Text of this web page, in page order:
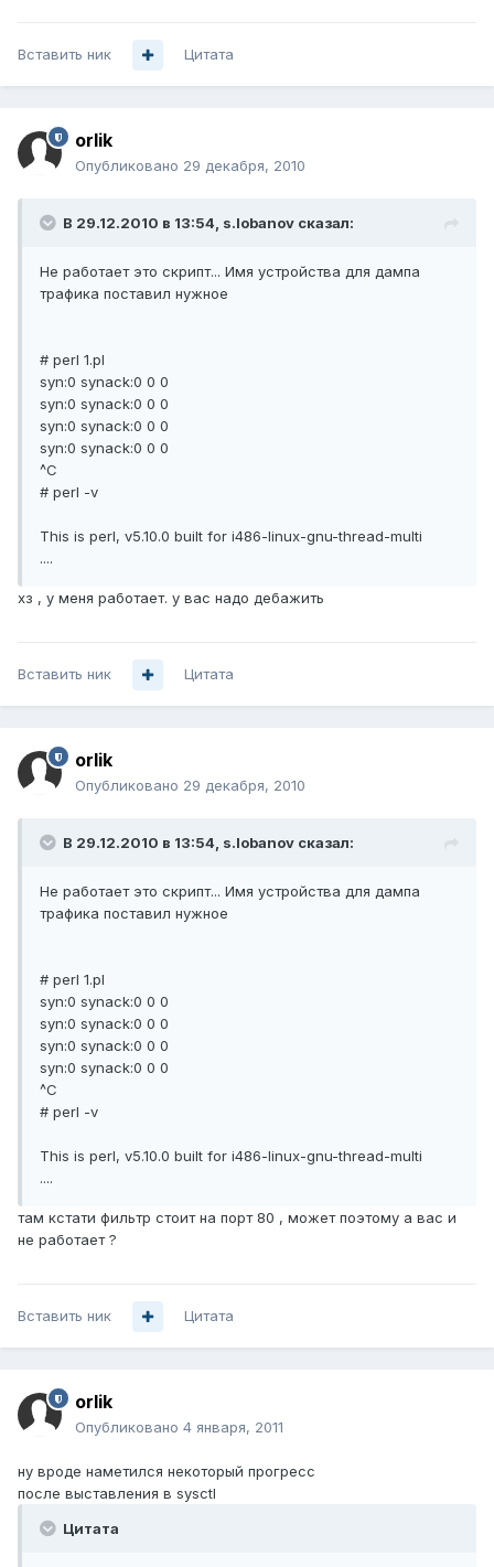
Вставить ник Цитата
orlik
Опубликовано 29 декабря, 2010
В 29.12.2010 в 13:54, s.lobanov сказал:
Не работает это скрипт... Имя устройства для дампа
трафика поставил нужное
# perl 1.pl
syn:0 synack:0 0 0
syn:0 synack:0 0 0
syn:0 synack:0 0 0
syn:0 synack:0 0 0
^C
# perl -v
This is perl, v5.10.0 built for i486-linux-gnu-thread-multi
....
хз , у меня работает. у вас надо дебажить
Вставить ник Цитата
orlik
Опубликовано 29 декабря, 2010
В 29.12.2010 в 13:54, s.lobanov сказал:
Не работает это скрипт... Имя устройства для дампа
трафика поставил нужное
# perl 1.pl
syn:0 synack:0 0 0
syn:0 synack:0 0 0
syn:0 synack:0 0 0
syn:0 synack:0 0 0
^C
# perl -v
This is perl, v5.10.0 built for i486-linux-gnu-thread-multi
....
там кстати фильтр стоит на порт 80 , может поэтому а вас и
не работает ?
Вставить ник Цитата
orlik
Опубликовано 4 января, 2011
ну вроде наметился некоторый прогресс
после выставления в sysctl
Цитата